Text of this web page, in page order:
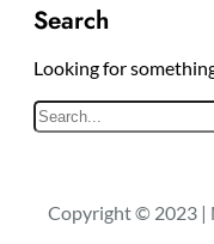
Search
Looking for
Copyright © 2023 |